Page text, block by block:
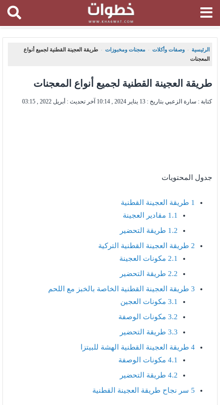
الرئيسية ، وصفات وأكلات ، معجنات ومخبوزات ،
طريقة العجينة القطنية لجميع أنواع
المعجنات
طريقة العجينة القطنية لجميع أنواع المعجنات
كتابة : سارة الزعبي بتاريخ : 13 يناير 2024 , 10:14 آخر تحديث : أبريل 2022 , 03:15
جدول المحتويات
1 طريقة العجينة القطنية
1.1 مقادير العجينة
1.2 طريقة التحضير
2 طريقة العجينة القطنية التركية
2.1 مكونات العجينة
2.2 طريقة التحضير
3 طريقة العجينة القطنية الخاصة بالخبز مع اللحم
3.1 مكونات العجين
3.2 مكونات الوصفة
3.3 طريقة التحضير
4 طريقة العجينة القطنية الهشة للبيتزا
4.1 مكونات الوصفة
4.2 طريقة التحضير
5 سر نجاح طريقة العجينة القطنية